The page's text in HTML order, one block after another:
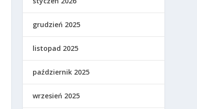
grudzień 2025
listopad 2025
październik 2025
wrzesień 2025